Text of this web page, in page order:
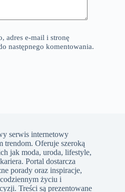
adres e-mail i stronę
następnego komentowania.
serwis internetowy
trendom. Oferuje szeroką
jak moda, uroda, lifestyle,
Portal dostarcza
porady oraz inspiracje,
życiu i
Treści są prezentowane